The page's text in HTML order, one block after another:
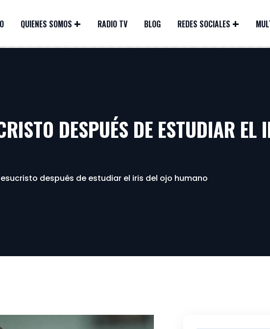
QUIENES SOMOS RADIO TV BLOG REDES SOCIALES
DESPUÉS DE ESTUDIAR EL
después de estudiar el iris del ojo humano